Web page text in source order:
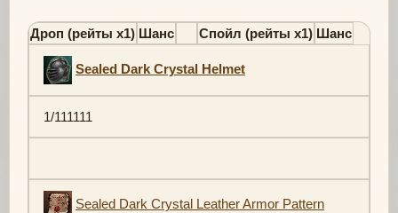
Дроп (рейты х1) Шанс Спойл (рейты х1) Шанс
Sealed Dark Crystal Helmet
1/111111
Sealed Dark Crystal Leather Armor Pattern